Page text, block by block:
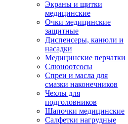
Экраны и щитки
медицинские
Очки медицинские
защитные
Диспенсеры, канюли и
насадки
Медицинские перчатки
Слюноотсосы
Спреи и масла для
смазки наконечников
Чехлы для
подголовников
Шапочки медицинские
Салфетки нагрудные